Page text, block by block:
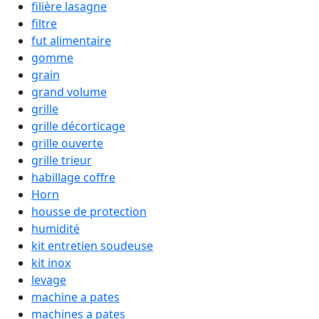
filière lasagne
filtre
fut alimentaire
gomme
grain
grand volume
grille
grille décorticage
grille ouverte
grille trieur
habillage coffre
Horn
housse de protection
humidité
kit entretien soudeuse
kit inox
levage
machine a pates
machines a pates